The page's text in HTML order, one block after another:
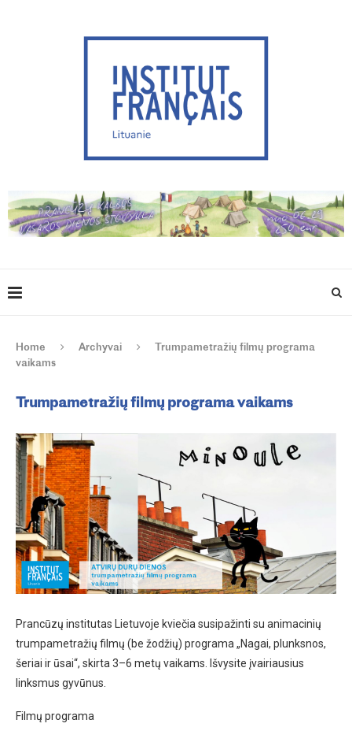
Home Archyvai
Trumpametražių filmų programa
vaikams
Trumpametražių filmų programa vaikams
Prancūzų institutas Lietuvoje kviečia susipažinti su animacinių
trumpametražių filmų (be žodžių) programa „Nagai, plunksnos,
šeriai ir ūsai“, skirta 3–6 metų vaikams. Išvysite įvairiausius
linksmus gyvūnus.
Filmų programa